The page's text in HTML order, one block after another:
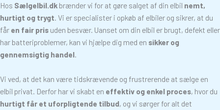
Hos Sælgelbil.dk brænder vi for at gøre salget af din elbil nemt,
hurtigt og trygt. Vi er specialister i opkøb af elbiler og sikrer, at du
får en fair pris uden besvær. Uanset om din elbil er brugt, defekt eller
har batteriproblemer, kan vi hjælpe dig med en sikker og
gennemsigtig handel.
Vi ved, at det kan være tidskrævende og frustrerende at sælge en
elbil privat. Derfor har vi skabt en effektiv og enkel proces, hvor du
hurtigt får et uforpligtende tilbud, og vi sørger for alt det